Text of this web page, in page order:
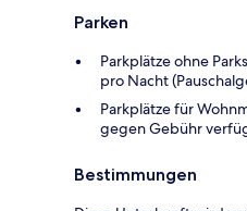
Parken
Parkplätze ohne
pro Nacht
Parkplätze für
gegen Gebühr
Bestimmungen